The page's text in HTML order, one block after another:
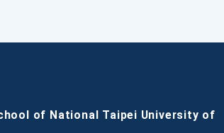
of National Taipei University of